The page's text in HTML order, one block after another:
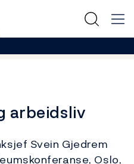
arbeidsliv
Svein Gjedrem
Oslo,